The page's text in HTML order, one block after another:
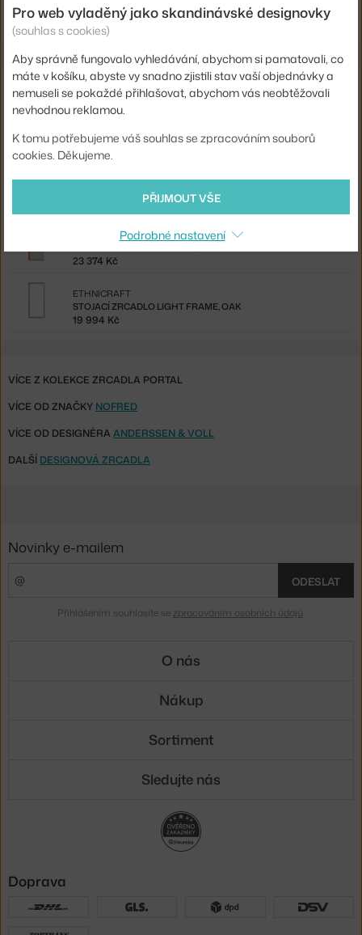
EAN
5713994171025
Také by se vám mohlo líbit
STRAP MIRROR 50CM, RED
HAY
7 975 Kč
ZRCADLO POND SMALL, BRASS
23 374 Kč
STOJACÍ ZRCADLO LIGHT FRAME, OAK
ETHNICRAFT
19 994 Kč
VÍCE Z KOLEKCE ZRCADLA PORTAL
VÍCE OD ZNAČKY NOFRED
VÍCE OD DESIGNÉRA ANDERSSEN & VOLL
DALŠÍ DESIGNOVÁ ZRCADLA
Pro web vyladěný jako skandinávské designovky
(souhlas s cookies)
Aby správně fungovalo vyhledávání, abychom si pamatovali, co
máte v košíku, abyste vy snadno zjistili stav vaší objednávky a
nemuseli se pokaždé přihlašovat, abychom vás neobtěžovali
nevhodnou reklamou.
K tomu potřebujeme váš souhlas se zpracováním souborů
cookies. Děkujeme.
PŘIJMOUT VŠE
Podrobné nastavení
Novinky e-mailem
ODESLAT
Přihlášením souhlasíte se zpracováním osobních údajů
O nás
Nákup
Sortiment
Sledujte nás
Doprava